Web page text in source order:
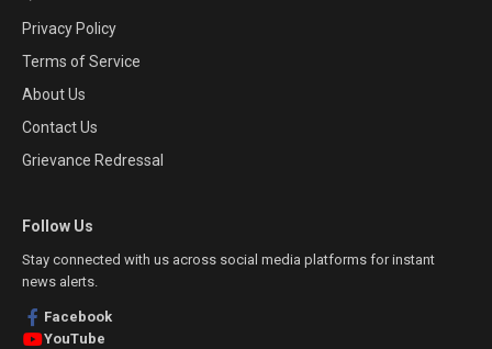
Privacy Policy
Terms of Service
About Us
Contact Us
Grievance Redressal
Follow Us
Stay connected with us across social media platforms for instant
news alerts.
Facebook
YouTube